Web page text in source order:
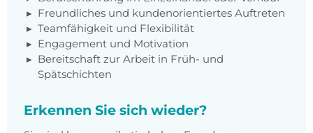
Freundliches und kundenorientiertes Auftreten
Teamfähigkeit und Flexibilität
Engagement und Motivation
Bereitschaft zur Arbeit in Früh- und
Spätschichten
Erkennen Sie sich wieder?